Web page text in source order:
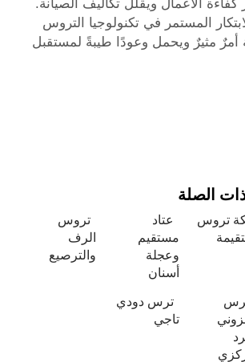
كفاءة الأعمال ويقلِّل تكاليف الصيانة.
المستمر في تكنولوجيا التروس
أمرٌ مثيرٌ ويحمل وعودًا طيبةً لمستقبل
الصلة
تروس
عتاد
مستقيم
وعجلة
أسنان
تروس
الرف
والترصيع
ترس دودي
تاجي